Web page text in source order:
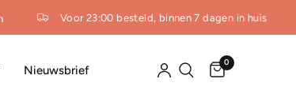
Voor 23:00 besteld, binnen 7 dagen in huis
Nieuwsbrief
0